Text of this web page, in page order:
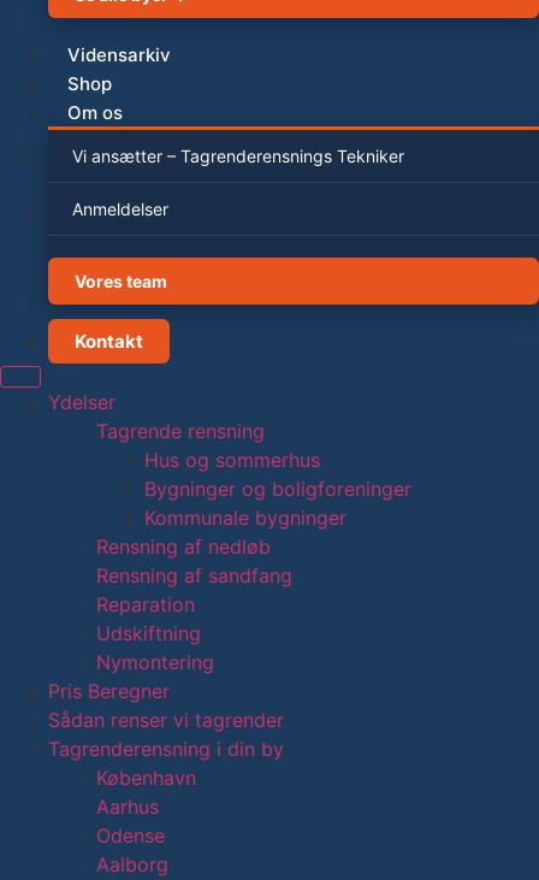
Vidensarkiv
Shop
Om os
Vi ansætter – Tagrenderensnings Tekniker
Anmeldelser
Vores team
Kontakt
Ydelser
Tagrende rensning
Hus og sommerhus
Bygninger og boligforeninger
Kommunale bygninger
Rensning af nedløb
Rensning af sandfang
Reparation
Udskiftning
Nymontering
Pris Beregner
Sådan renser vi tagrender
Tagrenderensning i din by
København
Aarhus
Odense
Aalborg